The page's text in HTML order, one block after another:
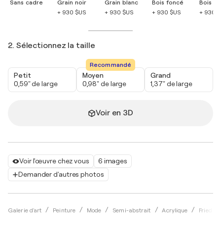
Voir l'œuvre chez vous
6 images
Demander d'autres photos
Galerie d'art Peinture Mode Semi-abstrait Acrylique
Sans cadre
Grain noir
+ 930 $US
Grain blanc
+ 930 $US
Bois foncé
+ 930 $US
Bois
+ 930
2. Sélectionnez la taille
Petit
0,59" de large
Recommandé
Moyen
0,98" de large
Grand
1,37" de large
Voir en 3D